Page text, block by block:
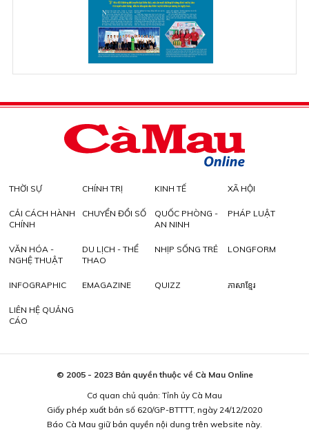
THỜI SỰ CHÍNH TRỊ KINH TẾ XÃ HỘI
CẢI CÁCH HÀNH
CHÍNH
CHUYỂN ĐỔI SỐ
QUỐC PHÒNG -
AN NINH
PHÁP LUẬT
VĂN HÓA -
NGHỆ THUẬT
DU LỊCH - THỂ
THAO
NHỊP SỐNG TRẺ LONGFORM
INFOGRAPHIC EMAGAZINE QUIZZ ភាសាខ្មែរ
LIÊN HỆ QUẢNG
CÁO
© 2005 - 2023 Bản quyền thuộc về Cà Mau Online
Cơ quan chủ quản: Tỉnh ủy Cà Mau
Giấy phép xuất bản số 620/GP-BTTTT, ngày 24/12/2020
Báo Cà Mau giữ bản quyền nội dung trên website này.